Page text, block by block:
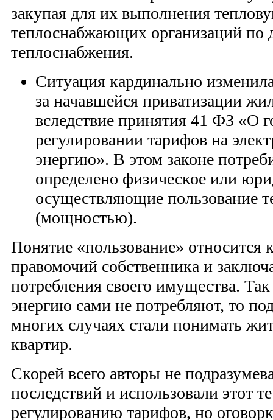
закупая для их выполнения
теплоснабжающих организаций по
теплоснабжения.
Ситуация кардинально
за начавшейся приватизации
вследствие принятия 41 ФЗ «О
регулировании тарифов на
энергию». В этом законе
определено физическое или
осуществляющие пользование
(мощностью).
Понятие «пользование» относится
правомочий собственника и
потребления своего имущества.
энергию сами не потребляют, то
многих случаях стали понимать
квартир.
Скорей всего авторы не
последствий и использовали этот
регулированию тарифов, но